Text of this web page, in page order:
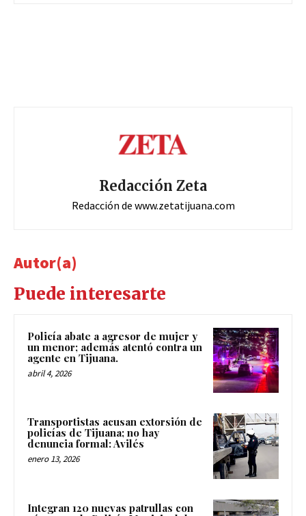
Redacción Zeta
Redacción de www.zetatijuana.com
Autor(a)
Puede interesarte
Policía abate a agresor de mujer y
un menor; además atentó contra un
agente en Tijuana.
abril 4, 2026
Transportistas acusan extorsión de
policías de Tijuana; no hay
denuncia formal: Avilés
enero 13, 2026
Integran 120 nuevas patrullas con